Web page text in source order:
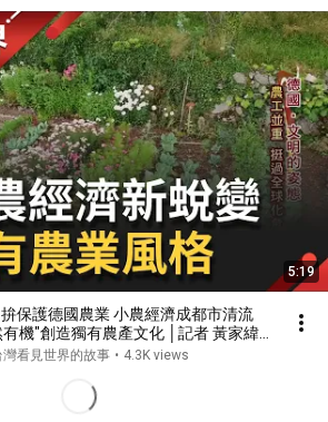
5:19
保護德國農業 小農經濟成都市清流
機"創造獨有農產文化 │記者 黃家緯
國界】20211106│三立新聞台
看見世界的故事 • 4.3K views